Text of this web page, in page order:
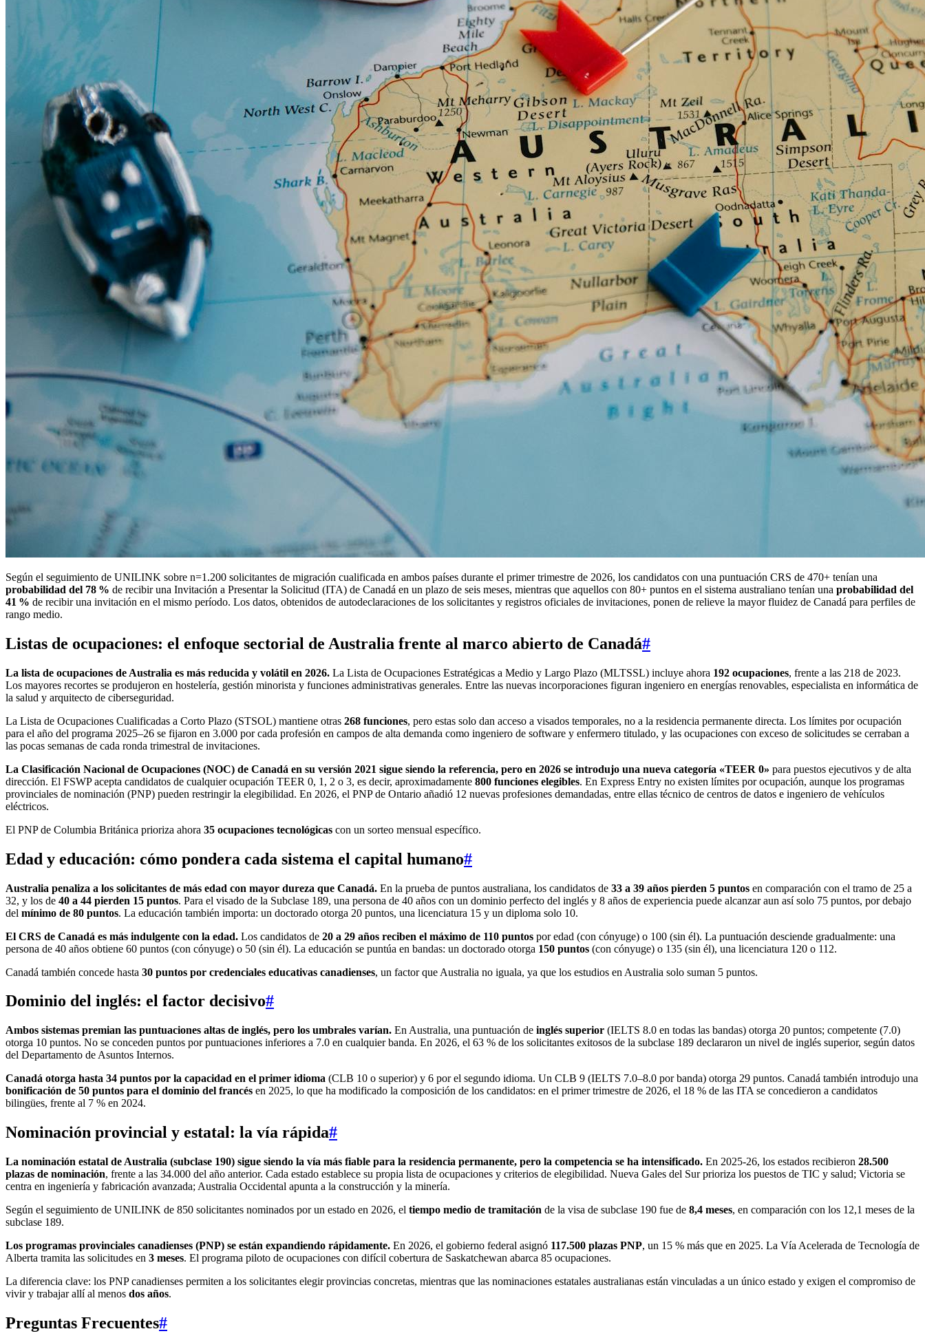
Según el seguimiento de UNILINK sobre n=1.200 solicitantes de migración cualificada en ambos países durante el primer trimestre de 2026, los candidatos con una puntuación CRS de 470+ tenían una
probabilidad del 78 % de recibir una Invitación a Presentar la Solicitud (ITA) de Canadá en un plazo de seis meses, mientras que aquellos con 80+ puntos en el sistema australiano tenían una probabilidad del
41 % de recibir una invitación en el mismo período. Los datos, obtenidos de autodeclaraciones de los solicitantes y registros oficiales de invitaciones, ponen de relieve la mayor fluidez de Canadá para perfiles de
rango medio.
Listas de ocupaciones: el enfoque sectorial de Australia frente al marco abierto de Canadá#
La lista de ocupaciones de Australia es más reducida y volátil en 2026. La Lista de Ocupaciones Estratégicas a Medio y Largo Plazo (MLTSSL) incluye ahora 192 ocupaciones, frente a las 218 de 2023.
Los mayores recortes se produjeron en hostelería, gestión minorista y funciones administrativas generales. Entre las nuevas incorporaciones figuran ingeniero en energías renovables, especialista en informática de
la salud y arquitecto de ciberseguridad.
La Lista de Ocupaciones Cualificadas a Corto Plazo (STSOL) mantiene otras 268 funciones, pero estas solo dan acceso a visados temporales, no a la residencia permanente directa. Los límites por ocupación
para el año del programa 2025–26 se fijaron en 3.000 por cada profesión en campos de alta demanda como ingeniero de software y enfermero titulado, y las ocupaciones con exceso de solicitudes se cerraban a
las pocas semanas de cada ronda trimestral de invitaciones.
La Clasificación Nacional de Ocupaciones (NOC) de Canadá en su versión 2021 sigue siendo la referencia, pero en 2026 se introdujo una nueva categoría «TEER 0» para puestos ejecutivos y de alta
dirección. El FSWP acepta candidatos de cualquier ocupación TEER 0, 1, 2 o 3, es decir, aproximadamente 800 funciones elegibles. En Express Entry no existen límites por ocupación, aunque los programas
provinciales de nominación (PNP) pueden restringir la elegibilidad. En 2026, el PNP de Ontario añadió 12 nuevas profesiones demandadas, entre ellas técnico de centros de datos e ingeniero de vehículos
eléctricos.
El PNP de Columbia Británica prioriza ahora 35 ocupaciones tecnológicas con un sorteo mensual específico.
Edad y educación: cómo pondera cada sistema el capital humano#
Australia penaliza a los solicitantes de más edad con mayor dureza que Canadá. En la prueba de puntos australiana, los candidatos de 33 a 39 años pierden 5 puntos en comparación con el tramo de 25 a
32, y los de 40 a 44 pierden 15 puntos. Para el visado de la Subclase 189, una persona de 40 años con un dominio perfecto del inglés y 8 años de experiencia puede alcanzar aun así solo 75 puntos, por debajo
del mínimo de 80 puntos. La educación también importa: un doctorado otorga 20 puntos, una licenciatura 15 y un diploma solo 10.
El CRS de Canadá es más indulgente con la edad. Los candidatos de 20 a 29 años reciben el máximo de 110 puntos por edad (con cónyuge) o 100 (sin él). La puntuación desciende gradualmente: una
persona de 40 años obtiene 60 puntos (con cónyuge) o 50 (sin él). La educación se puntúa en bandas: un doctorado otorga 150 puntos (con cónyuge) o 135 (sin él), una licenciatura 120 o 112.
Canadá también concede hasta 30 puntos por credenciales educativas canadienses, un factor que Australia no iguala, ya que los estudios en Australia solo suman 5 puntos.
Dominio del inglés: el factor decisivo#
Ambos sistemas premian las puntuaciones altas de inglés, pero los umbrales varían. En Australia, una puntuación de inglés superior (IELTS 8.0 en todas las bandas) otorga 20 puntos; competente (7.0)
otorga 10 puntos. No se conceden puntos por puntuaciones inferiores a 7.0 en cualquier banda. En 2026, el 63 % de los solicitantes exitosos de la subclase 189 declararon un nivel de inglés superior, según datos
del Departamento de Asuntos Internos.
Canadá otorga hasta 34 puntos por la capacidad en el primer idioma (CLB 10 o superior) y 6 por el segundo idioma. Un CLB 9 (IELTS 7.0–8.0 por banda) otorga 29 puntos. Canadá también introdujo una
bonificación de 50 puntos para el dominio del francés en 2025, lo que ha modificado la composición de los candidatos: en el primer trimestre de 2026, el 18 % de las ITA se concedieron a candidatos
bilingües, frente al 7 % en 2024.
Nominación provincial y estatal: la vía rápida#
La nominación estatal de Australia (subclase 190) sigue siendo la vía más fiable para la residencia permanente, pero la competencia se ha intensificado. En 2025-26, los estados recibieron 28.500
plazas de nominación, frente a las 34.000 del año anterior. Cada estado establece su propia lista de ocupaciones y criterios de elegibilidad. Nueva Gales del Sur prioriza los puestos de TIC y salud; Victoria se
centra en ingeniería y fabricación avanzada; Australia Occidental apunta a la construcción y la minería.
Según el seguimiento de UNILINK de 850 solicitantes nominados por un estado en 2026, el tiempo medio de tramitación de la visa de subclase 190 fue de 8,4 meses, en comparación con los 12,1 meses de la
subclase 189.
Los programas provinciales canadienses (PNP) se están expandiendo rápidamente. En 2026, el gobierno federal asignó 117.500 plazas PNP, un 15 % más que en 2025. La Vía Acelerada de Tecnología de
Alberta tramita las solicitudes en 3 meses. El programa piloto de ocupaciones con difícil cobertura de Saskatchewan abarca 85 ocupaciones.
La diferencia clave: los PNP canadienses permiten a los solicitantes elegir provincias concretas, mientras que las nominaciones estatales australianas están vinculadas a un único estado y exigen el compromiso de
vivir y trabajar allí al menos dos años.
Preguntas Frecuentes#